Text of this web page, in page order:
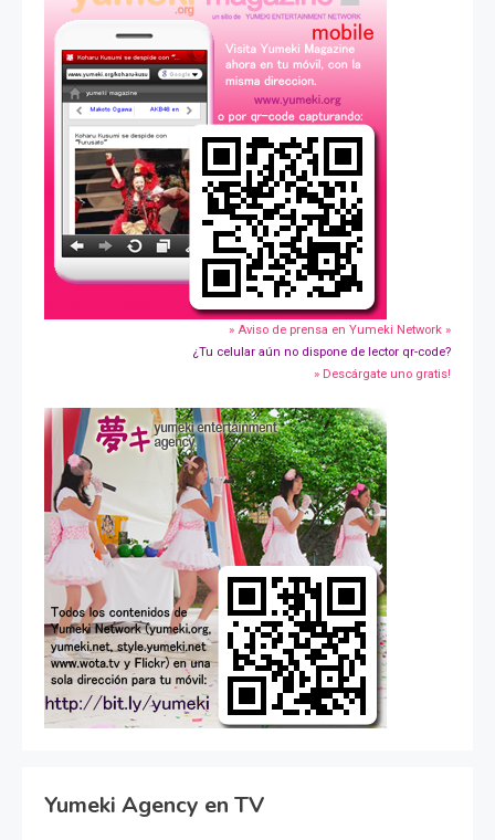
» Aviso de prensa en Yumeki Network »
¿Tu celular aún no dispone de lector qr-code?
» Descárgate uno gratis!
Yumeki Agency en TV